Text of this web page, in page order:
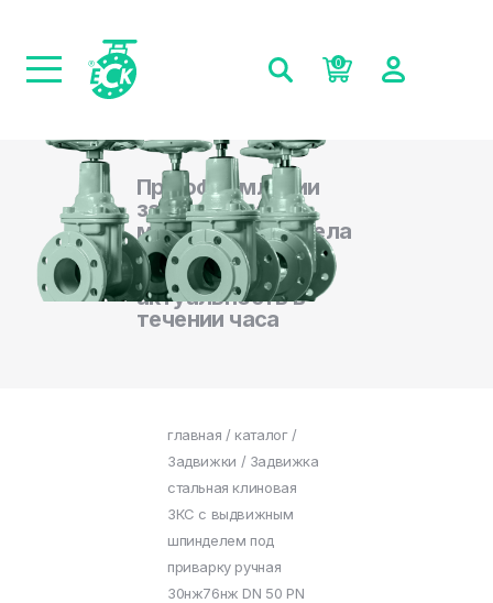
0
При оформлении
заказа на сайте,
менеджеры отдела
продаж
подтверждают
актуальность в
течении часа
главная / каталог/
Задвижки / Задвижка
стальная клиновая
ЗКС с выдвижным
шпинделем под
приварку ручная
30нж76нж DN 50 PN